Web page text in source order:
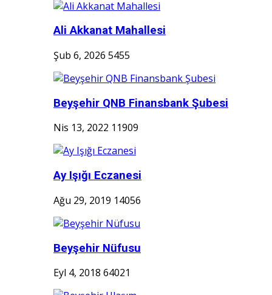
Ali Akkanat Mahallesi
Şub 6, 2026 5455
Beyşehir QNB Finansbank Şubesi
Nis 13, 2022 11909
Ay Işığı Eczanesi
Ağu 29, 2019 14056
Beyşehir Nüfusu
Eyl 4, 2018 64021